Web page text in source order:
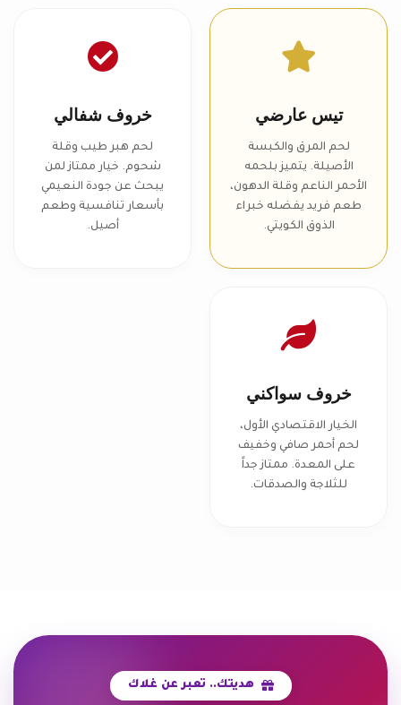
تيس عارضي
لحم المرق والكبسة
الأصيلة. يتميز بلحمه
الأحمر الناعم وقلة الدهون،
طعم فريد يفضله خبراء
الذوق الكويتي.
خروف شفالي
لحم هبر طيب وقلة
شحوم. خيار ممتاز لمن
يبحث عن جودة النعيمي
بأسعار تنافسية وطعم
أصيل.
خروف سواكني
الخيار الاقتصادي الأول،
لحم أحمر صافي وخفيف
على المعدة. ممتاز جداً
للثلاجة والصدقات.
هديتك.. تعبر عن غلاك